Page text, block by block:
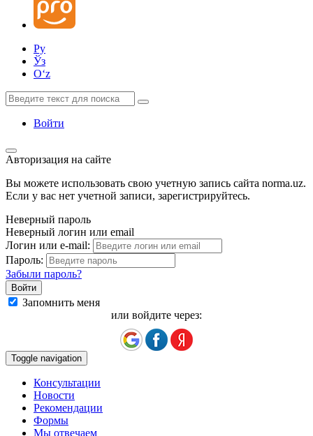
Ру
Ўз
Oʻz
Войти
Авторизация на сайте
Вы можете использовать свою учетную запись сайта norma.uz.
Если у вас нет учетной записи, зарегистрируйтесь.
Неверный пароль
Неверный логин или email
Логин или e-mail:
Пароль:
Забыли пароль?
Запомнить меня
или войдите через:
Toggle navigation
Консультации
Новости
Рекомендации
Формы
Мы отвечаем